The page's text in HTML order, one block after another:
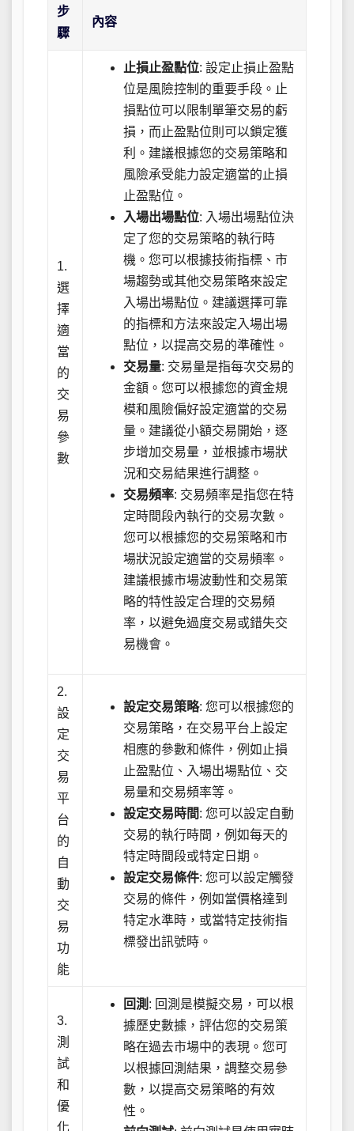
步
驟
內容
1.
選
擇
適
當
的
交
易
參
數
止損止盈點位: 設定止損止盈點
位是風險控制的重要手段。止
損點位可以限制單筆交易的虧
損，而止盈點位則可以鎖定獲
利。建議根據您的交易策略和
風險承受能力設定適當的止損
止盈點位。
入場出場點位: 入場出場點位決
定了您的交易策略的執行時
機。您可以根據技術指標、市
場趨勢或其他交易策略來設定
入場出場點位。建議選擇可靠
的指標和方法來設定入場出場
點位，以提高交易的準確性。
交易量: 交易量是指每次交易的
金額。您可以根據您的資金規
模和風險偏好設定適當的交易
量。建議從小額交易開始，逐
步增加交易量，並根據市場狀
況和交易結果進行調整。
交易頻率: 交易頻率是指您在特
定時間段內執行的交易次數。
您可以根據您的交易策略和市
場狀況設定適當的交易頻率。
建議根據市場波動性和交易策
略的特性設定合理的交易頻
率，以避免過度交易或錯失交
易機會。
2.
設
定
交
易
平
台
的
自
動
交
易
功
能
設定交易策略: 您可以根據您的
交易策略，在交易平台上設定
相應的參數和條件，例如止損
止盈點位、入場出場點位、交
易量和交易頻率等。
設定交易時間: 您可以設定自動
交易的執行時間，例如每天的
特定時間段或特定日期。
設定交易條件: 您可以設定觸發
交易的條件，例如當價格達到
特定水準時，或當特定技術指
標發出訊號時。
3.
測
試
和
優
化
回測 : 回測是模擬交易，可以根
據歷史數據，評估您的交易策
略在過去市場中的表現。您可
以根據回測結果，調整交易參
數，以提高交易策略的有效
性。